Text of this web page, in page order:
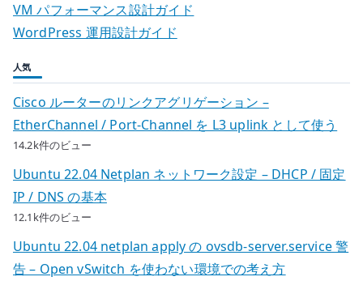
VM パフォーマンス設計ガイド
WordPress 運用設計ガイド
人気
Cisco ルーターのリンクアグリゲーション –
EtherChannel / Port-Channel を L3 uplink として使う
14.2k件のビュー
Ubuntu 22.04 Netplan ネットワーク設定 – DHCP / 固定
IP / DNS の基本
12.1k件のビュー
Ubuntu 22.04 netplan apply の ovsdb-server.service 警
告 – Open vSwitch を使わない環境での考え方